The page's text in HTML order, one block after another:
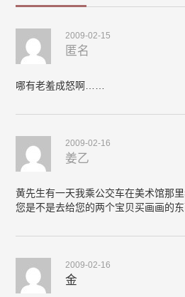
2009-02-15
匿名
哪有老羞成怒啊……
2009-02-16
姜乙
黄先生有一天我乘公交车在美术馆那
您是不是去给您的两个宝贝买画画的东
2009-02-16
金